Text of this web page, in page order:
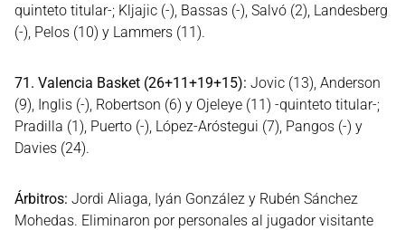
quinteto titular-; Kljajic (-), Bassas (-), Salvó (2), Landesberg
(-), Pelos (10) y Lammers (11).
71. Valencia Basket (26+11+19+15): Jovic (13), Anderson
(9), Inglis (-), Robertson (6) y Ojeleye (11) -quinteto titular-;
Pradilla (1), Puerto (-), López-Aróstegui (7), Pangos (-) y
Davies (24).
Árbitros: Jordi Aliaga, Iyán González y Rubén Sánchez
Mohedas. Eliminaron por personales al jugador visitante